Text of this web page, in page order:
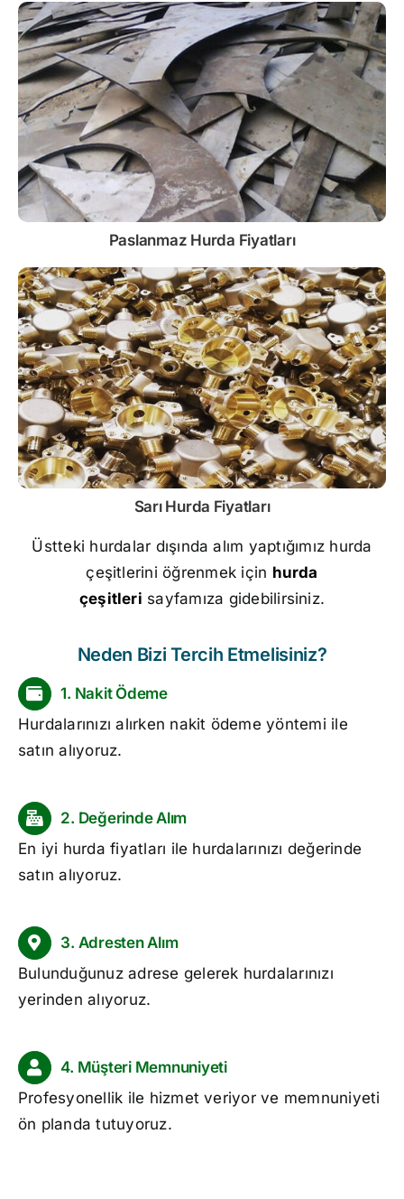
Paslanmaz Hurda Fiyatları
Sarı Hurda Fiyatları
Üstteki hurdalar dışında alım yaptığımız hurda
çeşitlerini öğrenmek için hurda
çeşitleri sayfamıza gidebilirsiniz.
Neden Bizi Tercih Etmelisiniz?
1. Nakit Ödeme
Hurdalarınızı alırken nakit ödeme yöntemi ile
satın alıyoruz.
2. Değerinde Alım
En iyi hurda fiyatları ile hurdalarınızı değerinde
satın alıyoruz.
3. Adresten Alım
Bulunduğunuz adrese gelerek hurdalarınızı
yerinden alıyoruz.
4. Müşteri Memnuniyeti
Profesyonellik ile hizmet veriyor ve memnuniyeti
ön planda tutuyoruz.